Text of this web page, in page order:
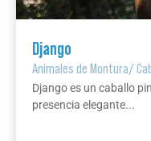
Django
Animales de Montura/
Django es un caballo
presencia elegante...